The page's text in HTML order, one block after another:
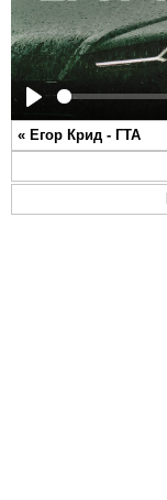
Play
« Егор Крид - ГТА